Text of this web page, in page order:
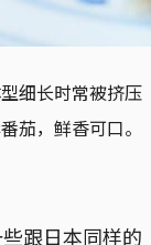
细长时常被挤压
茄，鲜香可口。
跟日本同样的